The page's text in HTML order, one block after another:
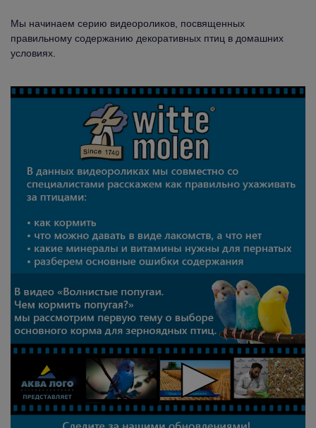
Мы начинаем серию видеороликов, посвященных
правильному содержанию декоративных птиц в домашних
условиях.